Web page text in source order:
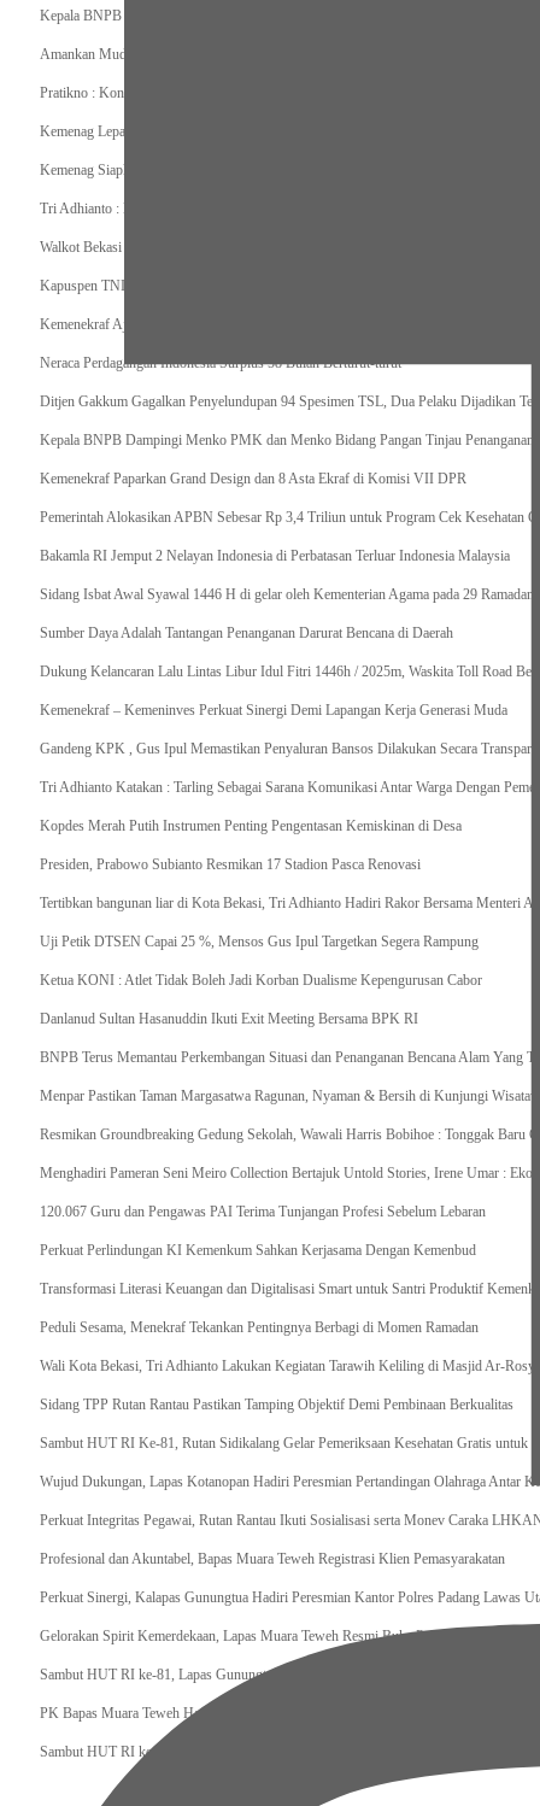
Kepala BNPB Himbau Pemda Waspada Potensi Bencana Saat Lebaran
Amankan Mudik, Panglima TNI Kerahkan 66714 Personel Dan Alutsista
Pratikno : Kondisi Keamanan di Yahukimo Terkendali, Layanan Pendidikan dan
Kemenag Lepas Ratusan Peserta Program Mudik Gratis 1446 H/2025M
Kemenag Siapkan 6.180 Posko Masjid Ramah Mudik Lebaran 2025
Tri Adhianto : Barang Kadaluarsa Segera di Kembalikan
Walkot Bekasi Periksa Kesesuaian Takaran SPBU Saat Mudik Lebaran 2025
Kapuspen TNI : Media dan Pemangku Kepentingan Bersatu Wujudkan Mudik Aman
Kemenekraf Ajak Kabinet Merah Putih Nobar Film Animasi Jumbo
Neraca Perdagangan Indonesia Surplus 58 Bulan Berturut-turut
Ditjen Gakkum Gagalkan Penyelundupan 94 Spesimen TSL, Dua Pelaku Dijadikan
Kepala BNPB Dampingi Menko PMK dan Menko Bidang Pangan Tinjau Penanganan
Kemenekraf Paparkan Grand Design dan 8 Asta Ekraf di Komisi VII DPR
Pemerintah Alokasikan APBN Sebesar Rp 3,4 Triliun untuk Program Cek Kesehatan
Bakamla RI Jemput 2 Nelayan Indonesia di Perbatasan Terluar Indonesia Malaysia
Sidang Isbat Awal Syawal 1446 H di gelar oleh Kementerian Agama pada 29 Ramadan
Sumber Daya Adalah Tantangan Penanganan Darurat Bencana di Daerah
Dukung Kelancaran Lalu Lintas Libur Idul Fitri 1446h / 2025m, Waskita Toll Road
Kemenekraf – Kemeninves Perkuat Sinergi Demi Lapangan Kerja Generasi Muda
Gandeng KPK , Gus Ipul Memastikan Penyaluran Bansos Dilakukan Secara Transparan
Tri Adhianto Katakan : Tarling Sebagai Sarana Komunikasi Antar Warga Dengan
Kopdes Merah Putih Instrumen Penting Pengentasan Kemiskinan di Desa
Presiden, Prabowo Subianto Resmikan 17 Stadion Pasca Renovasi
Tertibkan bangunan liar di Kota Bekasi, Tri Adhianto Hadiri Rakor Bersama Menteri
Uji Petik DTSEN Capai 25 %, Mensos Gus Ipul Targetkan Segera Rampung
Ketua KONI : Atlet Tidak Boleh Jadi Korban Dualisme Kepengurusan Cabor
Danlanud Sultan Hasanuddin Ikuti Exit Meeting Bersama BPK RI
BNPB Terus Memantau Perkembangan Situasi dan Penanganan Bencana Alam Yang
Menpar Pastikan Taman Margasatwa Ragunan, Nyaman & Bersih di Kunjungi
Resmikan Groundbreaking Gedung Sekolah, Wawali Harris Bobihoe : Tonggak Baru
Menghadiri Pameran Seni Meiro Collection Bertajuk Untold Stories, Irene Umar :
120.067 Guru dan Pengawas PAI Terima Tunjangan Profesi Sebelum Lebaran
Perkuat Perlindungan KI Kemenkum Sahkan Kerjasama Dengan Kemenbud
Transformasi Literasi Keuangan dan Digitalisasi Smart untuk Santri Produktif
Peduli Sesama, Menekraf Tekankan Pentingnya Berbagi di Momen Ramadan
Wali Kota Bekasi, Tri Adhianto Lakukan Kegiatan Tarawih Keliling di Masjid Ar-
Sidang TPP Rutan Rantau Pastikan Tamping Objektif Demi Pembinaan Berkualitas
Sambut HUT RI Ke-81, Rutan Sidikalang Gelar Pemeriksaan Kesehatan Gratis untuk
Wujud Dukungan, Lapas Kotanopan Hadiri Peresmian Pertandingan Olahraga Antar
Perkuat Integritas Pegawai, Rutan Rantau Ikuti Sosialisasi serta Monev Caraka
‎Profesional dan Akuntabel, Bapas Muara Teweh Registrasi Klien Pemasyarakatan
Perkuat Sinergi, Kalapas Gunungtua Hadiri Peresmian Kantor Polres Padang Lawas
Gelorakan Spirit Kemerdekaan, Lapas Muara Teweh Resmi Buka Pekan Olahraga
Sambut HUT RI ke-81, Lapas Gunungtua Tebar Kepedulian Lewat Bansos
‎PK Bapas Muara Teweh Hadiri Sidang TPP di Lapas Muara Teweh Bersama Kanwil
‎Sambut HUT RI ke 81, Bapas Muara Teweh Gelar Bakti Sosial ke Panti Asuhan